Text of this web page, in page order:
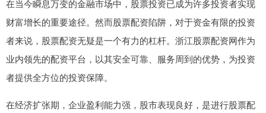
在当今瞬息万变的金融市场中，股票投资已成为许多投资者实现
财富增长的重要途径。然而股票配资陷阱，对于资金有限的投资
者来说，股票配资无疑是一个有力的杠杆。浙江股票配资网作为
业内领先的配资平台，以其安全可靠、服务周到的优势，为投资
者提供全方位的投资保障。
在经济扩张期，企业盈利能力强，股市表现良好，是进行股票配